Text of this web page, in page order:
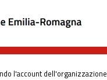
l'account dell'organizzazione